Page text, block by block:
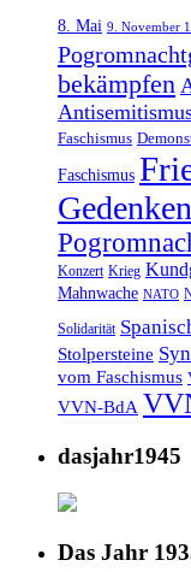
8. Mai 9. November
bekämpfen
Faschismus
Faschismus
Gedenken
Konzert Krieg
Mahnwache NATO
Solidarität
Stolpersteine
vom Faschismus
VVN-BdA
dasjahr1945
Das Jahr